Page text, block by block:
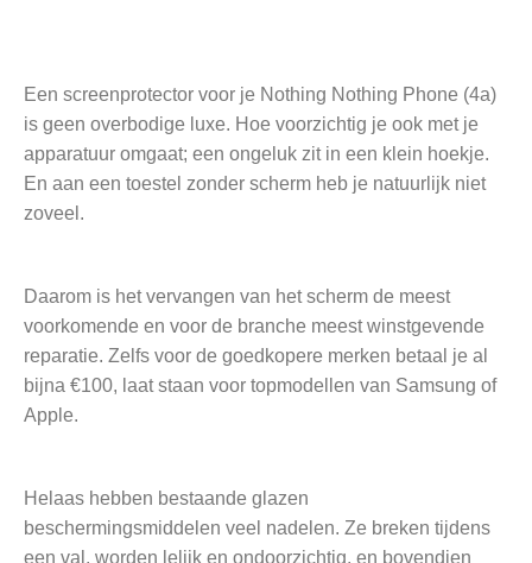
Een screenprotector voor je Nothing Nothing Phone (4a)
is geen overbodige luxe. Hoe voorzichtig je ook met je
apparatuur omgaat; een ongeluk zit in een klein hoekje.
En aan een toestel zonder scherm heb je natuurlijk niet
zoveel.
Daarom is het vervangen van het scherm de meest
voorkomende en voor de branche meest winstgevende
reparatie. Zelfs voor de goedkopere merken betaal je al
bijna €100, laat staan voor topmodellen van Samsung of
Apple.
Helaas hebben bestaande glazen
beschermingsmiddelen veel nadelen. Ze breken tijdens
een val, worden lelijk en ondoorzichtig, en bovendien